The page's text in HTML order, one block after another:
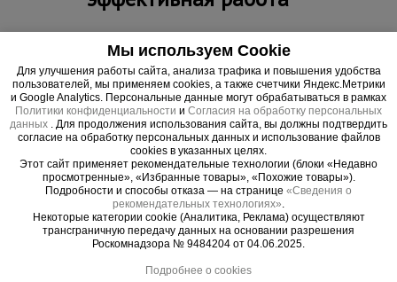
Мы используем Cookie
Для улучшения работы сайта, анализа трафика и повышения удобства
пользователей, мы применяем cookies, а также счетчики Яндекс.Метрики
и Google Analytics. Персональные данные могут обрабатываться в рамках
Политики конфиденциальности и Согласия на обработку персональных
данных
. Для продолжения использования сайта, вы должны подтвердить
согласие на обработку персональных данных и использование файлов
cookies в указанных целях.
Этот сайт применяет рекомендательные технологии (блоки «Недавно
просмотренные», «Избранные товары», «Похожие товары»).
Подробности и способы отказа — на странице «Сведения о
рекомендательных технологиях»
Некоторые категории cookie (Аналитика, Реклама) осуществляют
трансграничную передачу данных на основании разрешения
Роскомнадзора № 9484204 от 04.06.2025.
Подробнее о cookies